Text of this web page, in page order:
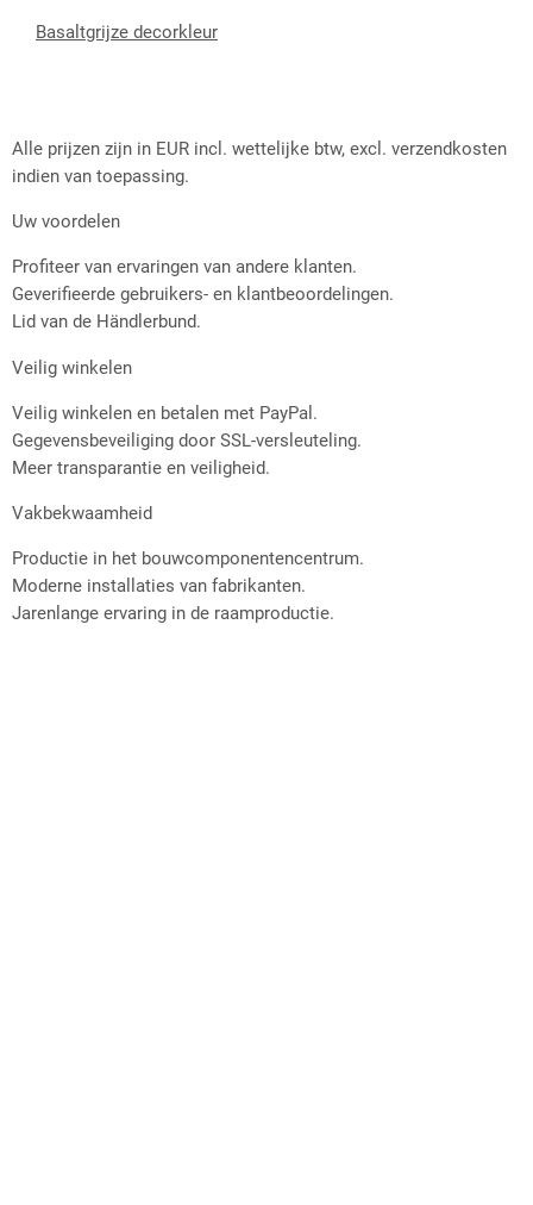
Basaltgrijze decorkleur
Alle prijzen zijn in EUR incl. wettelijke btw, excl. verzendkosten
indien van toepassing.
Uw voordelen
Profiteer van ervaringen van andere klanten.
Geverifieerde gebruikers- en klantbeoordelingen.
Lid van de Händlerbund.
Veilig winkelen
Veilig winkelen en betalen met PayPal.
Gegevensbeveiliging door SSL-versleuteling.
Meer transparantie en veiligheid.
Vakbekwaamheid
Productie in het bouwcomponentencentrum.
Moderne installaties van fabrikanten.
Jarenlange ervaring in de raamproductie.